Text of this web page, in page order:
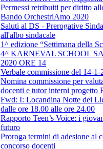
Permessi retribuiti per diritto
Bando OrchestriAmo 2020
Saluti al DS - Prerogative
all'albo sindacale
1^ edizione “Settimana della
4^ KARNEVAL SCHOOL
2020 ORE 14
Verbale commissione del 14-
Nomina commissione per
docenti e tutor interni
Fwd: I: Locandina Notte dei
dalle ore 18.00 alle ore 24.00
Rapporto Teen’s Voice: i
futuro
Proroga termini di adesione al
concorso docenti